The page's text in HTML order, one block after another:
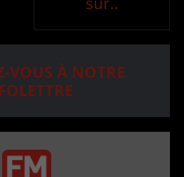
VOUS À NOTRE